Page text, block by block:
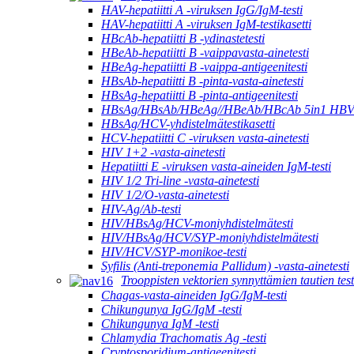
HAV-hepatiitti A -viruksen IgG/IgM-testi
HAV-hepatiitti A -viruksen IgM-testikasetti
HBcAb-hepatiitti B -ydinastetesti
HBeAb-hepatiitti B -vaippavasta-ainetesti
HBeAg-hepatiitti B -vaippa-antigeenitesti
HBsAb-hepatiitti B -pinta-vasta-ainetesti
HBsAg-hepatiitti B -pinta-antigeenitesti
HBsAg/HBsAb/HBeAg//HBeAb/HBcAb 5in1
HBsAg/HCV-yhdistelmätestikasetti
HCV-hepatiitti C -viruksen vasta-ainetesti
HIV 1+2 -vasta-ainetesti
Hepatiitti E -viruksen vasta-aineiden IgM-testi
HIV 1/2 Tri-line -vasta-ainetesti
HIV 1/2/O-vasta-ainetesti
HIV-Ag/Ab-testi
HIV/HBsAg/HCV-moniyhdistelmätesti
HIV/HBsAg/HCV/SYP-moniyhdistelmätesti
HIV/HCV/SYP-monikoe-testi
Syfilis (Anti-treponemia Pallidum) -vasta-ainetesti
Trooppisten vektorien synnyttämien tautien
Chagas-vasta-aineiden IgG/IgM-testi
Chikungunya IgG/IgM -testi
Chikungunya IgM -testi
Chlamydia Trachomatis Ag -testi